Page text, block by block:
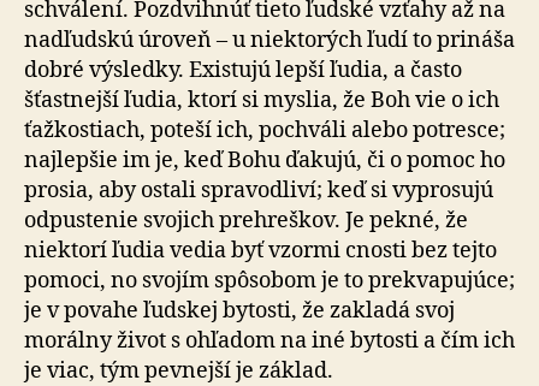
schválení. Pozdvihnúť tieto ľudské vzťahy až na
nadľudskú úroveň – u niektorých ľudí to prináša
dobré výsledky. Existujú lepší ľudia, a často
šťastnejší ľudia, ktorí si myslia, že Boh vie o ich
ťažkostiach, poteší ich, pochváli alebo potresce;
najlepšie im je, keď Bohu ďakujú, či o pomoc ho
prosia, aby ostali spravodliví; keď si vyprosujú
odpustenie svojich prehreškov. Je pekné, že
niektorí ľudia vedia byť vzormi cnosti bez tejto
pomoci, no svojím spôsobom je to prekvapujúce;
je v povahe ľudskej bytosti, že zakladá svoj
morálny život s ohľadom na iné bytosti a čím ich
je viac, tým pevnejší je základ.